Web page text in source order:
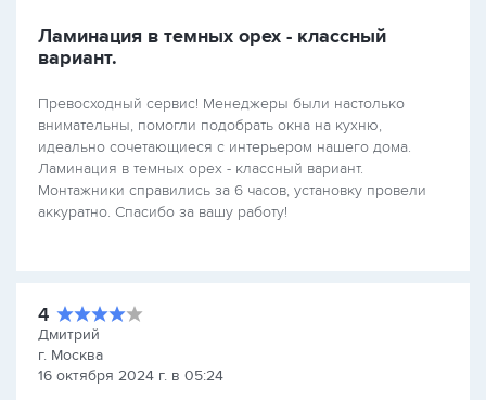
Ламинация в темных орех - классный
вариант.
Превосходный сервис! Менеджеры были настолько
внимательны, помогли подобрать окна на кухню,
идеально сочетающиеся с интерьером нашего дома.
Ламинация в темных орех - классный вариант.
Монтажники справились за 6 часов, установку провели
аккуратно. Спасибо за вашу работу!
4
Дмитрий
г. Москва
16 октября 2024 г. в 05:24